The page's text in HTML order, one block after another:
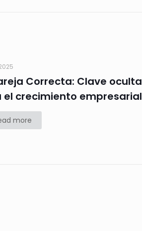
Correcta: Clave oculta
el crecimiento empresarial
more